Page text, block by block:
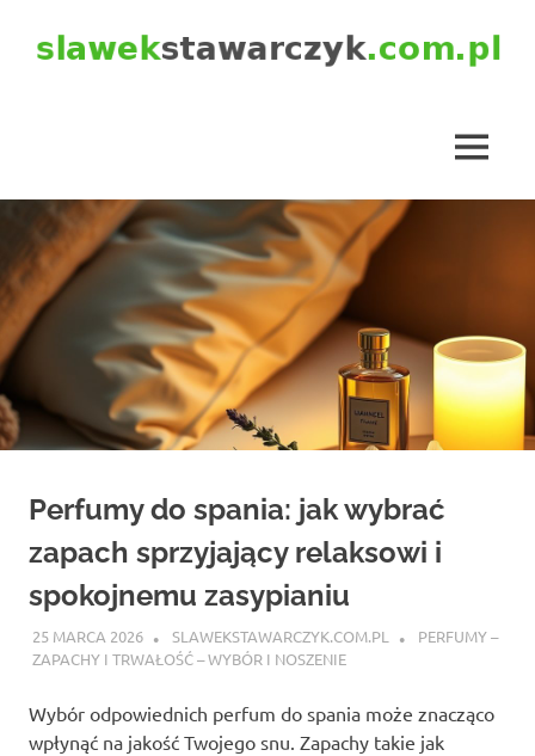
MENU
Perfumy do spania: jak wybrać
zapach sprzyjający relaksowi i
spokojnemu zasypianiu
25 MARCA 2026 SLAWEKSTAWARCZYK.COM.PL
PERFUMY –
ZAPACHY I TRWAŁOŚĆ – WYBÓR I NOSZENIE
Wybór odpowiednich perfum do spania może znacząco
wpłynąć na jakość Twojego snu. Zapachy takie jak